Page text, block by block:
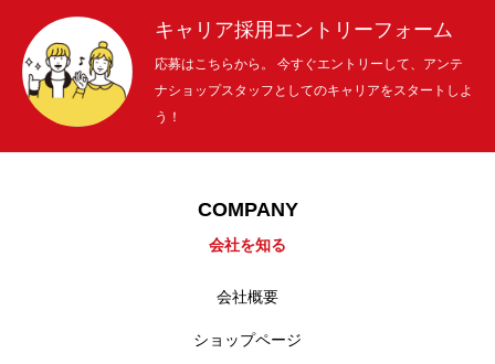
キャリア採用エントリーフォーム
応募はこちらから。 今すぐエントリーして、アンテ
ナショップスタッフとしてのキャリアをスタートしよ
う！
COMPANY
会社を知る
会社概要
ショップページ